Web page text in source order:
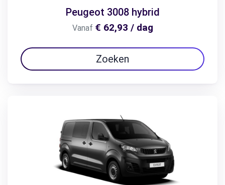
Peugeot 3008 hybrid
Vanaf € 62,93 / dag
Zoeken